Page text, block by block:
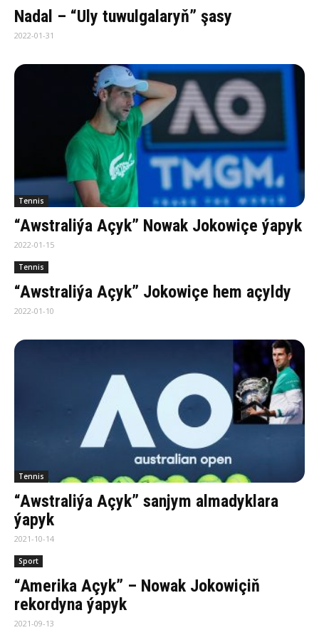
Nadal – “Uly tuwulgalaryň” şasy
2022-01-31
Tennis
“Awstraliýa Açyk” Nowak Jokowiçe ýapyk
2022-01-15
Tennis
“Awstraliýa Açyk” Jokowiçe hem açyldy
2022-01-10
Tennis
“Awstraliýa Açyk” sanjym almadyklara
ýapyk
2021-10-14
Sport
“Amerika Açyk” – Nowak Jokowiçiň
rekordyna ýapyk
2021-09-13